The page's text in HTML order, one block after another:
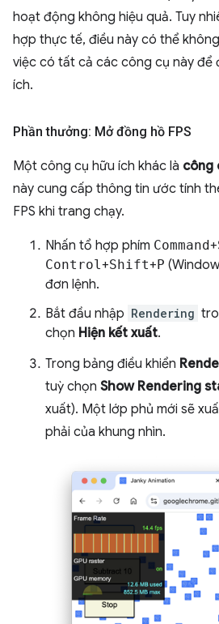
hoạt động không hiệu quả. Tuy
hợp thực tế, điều này có thể
việc có tất cả các công cụ này để
ích.
Phần thưởng: Mở đồng hồ FPS
Một công cụ hữu ích khác là công
này cung cấp thông tin ước tính
FPS khi trang chạy.
Nhấn tổ hợp phím Command+
Control +Shift+P
đơn lệnh.
Bắt đầu nhập Rendering
chọn Hiện kết xuất.
Trong bảng điều khiển
tuỳ chọn Show Rendering
xuất). Một lớp phủ mới sẽ
phải của khung nhìn.